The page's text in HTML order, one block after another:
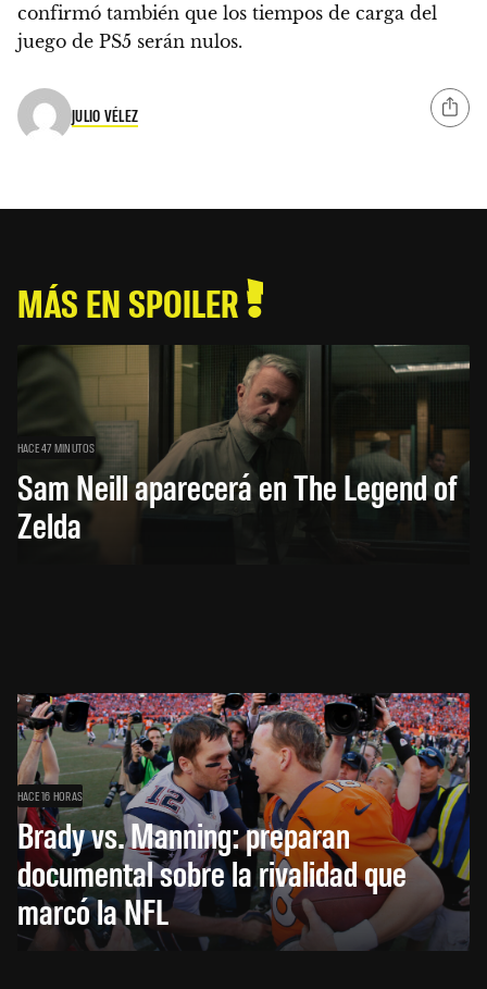
confirmó también que los tiempos de carga del
juego de PS5 serán nulos.
JULIO VÉLEZ
MÁS EN SPOILER
HACE 47 MINUTOS
Sam Neill aparecerá en The Legend of
Zelda
HACE 16 HORAS
Brady vs. Manning: preparan
documental sobre la rivalidad que
marcó la NFL